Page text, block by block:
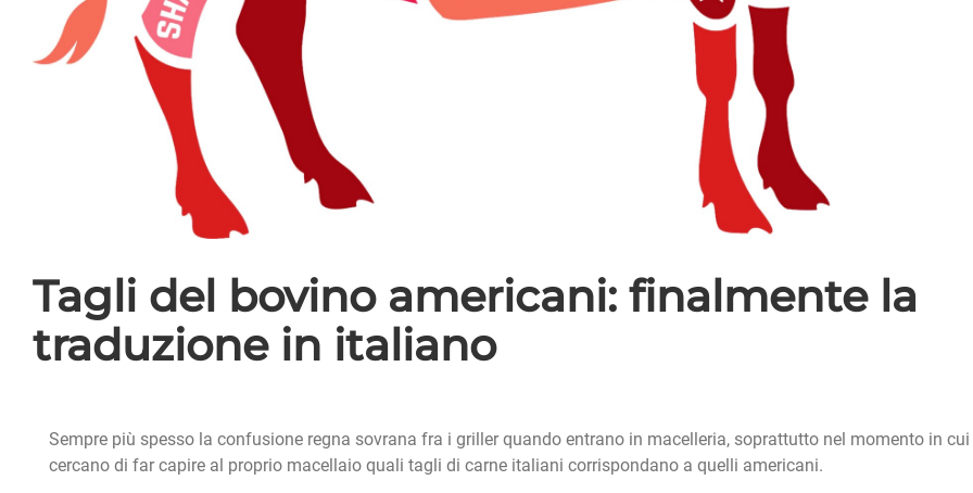
Tagli del bovino americani: finalmente la
traduzione in italiano
Sempre più spesso la confusione regna sovrana fra i griller quando entrano in macelleria, soprattutto nel momento in cui
cercano di far capire al proprio macellaio quali tagli di carne italiani corrispondano a quelli americani.